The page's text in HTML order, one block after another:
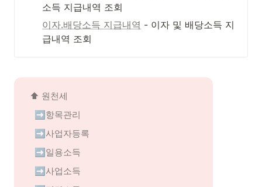
소득 지급내역 조회
이자.배당소득 지급내역 - 이자 및 배당소득 지
급내역 조회
⬆️ 원천세
➡️항목관리
➡️사업자등록
➡️일용소득
➡️사업소득